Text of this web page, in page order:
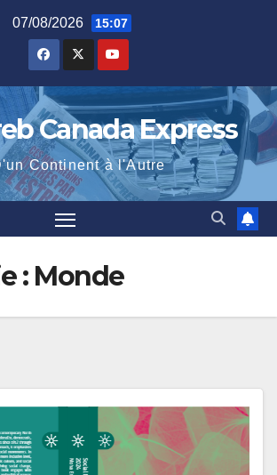
07/08/2026 15:07
Canada Express
Continent à l'Autre
: Monde